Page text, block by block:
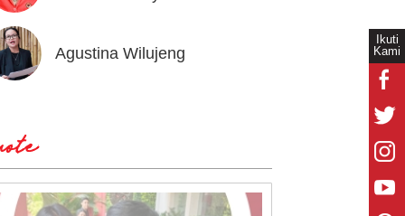
Ikuti
Kami
Agustina Wilujeng Andi